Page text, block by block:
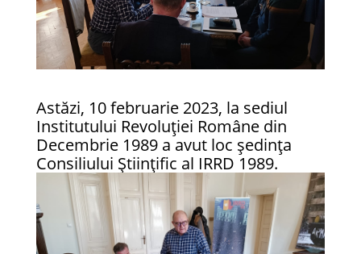
Astăzi, 10 februarie 2023, la sediul
Institutului Revoluției Române din
Decembrie 1989 a avut loc ședința
Consiliului Științific al IRRD 1989.